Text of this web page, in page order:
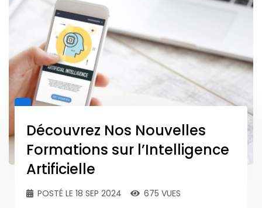
Découvrez Nos Nouvelles
Formations sur l’Intelligence
Artificielle
POSTÉ LE 18 SEP 2024 675 VUES